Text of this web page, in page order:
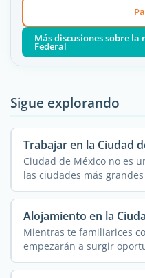
Más discusiones sobre
Federal
Sigue explorando
Trabajar en la Ciudad
Ciudad de México no es
las ciudades más
Alojamiento en la
Mientras te familiarices
empezarán a surgir